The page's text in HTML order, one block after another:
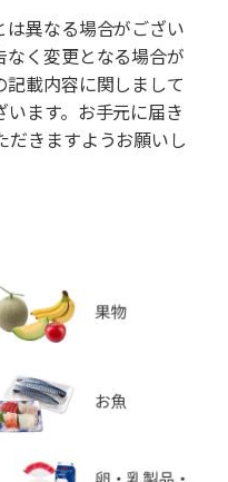
異なる場合がござい
く変更となる場合が
記載内容に関しまして
います。お手元に届き
だきますようお願いし